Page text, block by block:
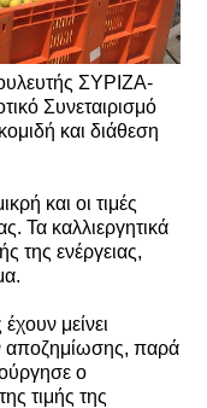
ΣΥΡΙΖΑ-
Συνεταιρισμό
και διάθεση
και οι τιμές
Τα καλλιεργητικά
της ενέργειας,
μείνει
αποζημίωσης, παρά
ο
τιμής της